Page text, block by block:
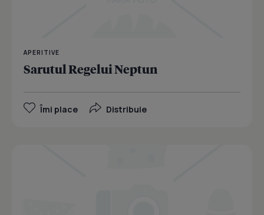
APERITIVE
Sarutul Regelui Neptun
Îmi place Distribuie